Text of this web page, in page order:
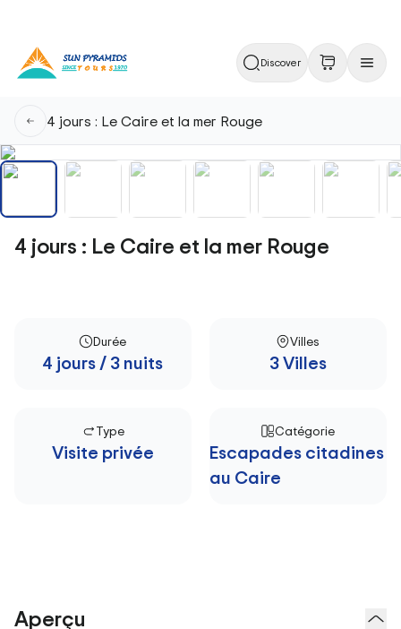
Discover
4 jours : Le Caire et la mer Rouge
4 jours : Le Caire et la mer Rouge
Durée
4 jours / 3 nuits
Villes
3 Villes
Type
Visite privée
Catégorie
Escapades citadines
au Caire
Aperçu